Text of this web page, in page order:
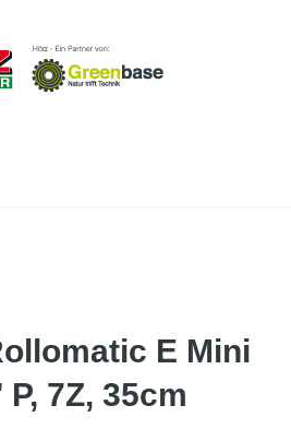
E Mini
7Z, 35cm